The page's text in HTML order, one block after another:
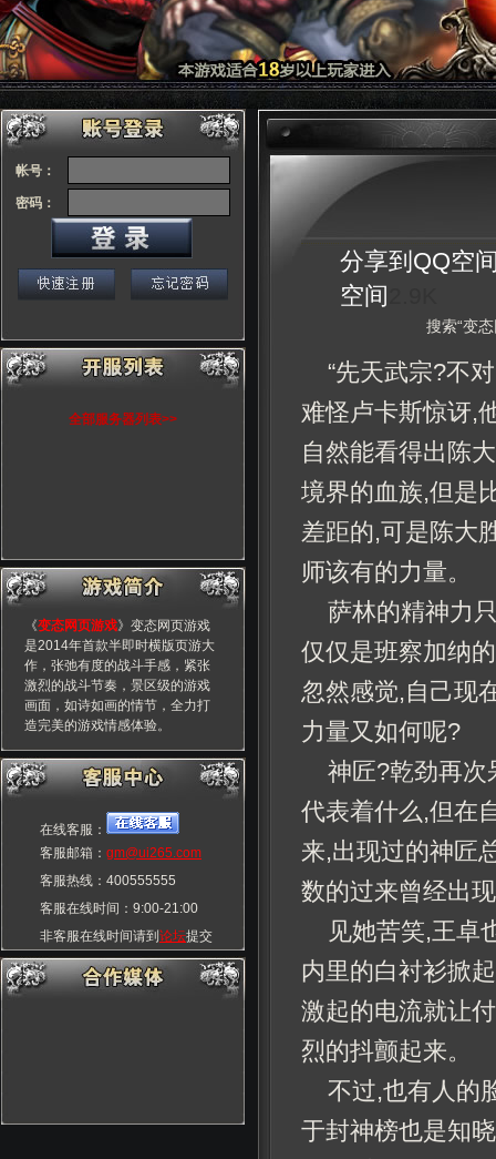
分享到 QQ空
空间
搜索“变
“先天武宗?不
难怪卢卡斯惊讶,
自然能看得出陈
境界的血族,但是
差距的,可是陈大
师该有的力量。
萨林的精神力
仅仅是班察加纳
忽然感觉,自己现
力量又如何呢?
神匠?乾劲再次
代表着什么,但在
来,出现过的神匠
数的过来曾经出
见她苦笑,王卓
内里的白衬衫掀
激起的电流就让
烈的抖颤起来。
不过,也有人的
于封神榜也是知
帐号：
密码：
全部服务器列表>>
《变态网页游戏》变态网页游戏
是2014年首款半即时横版页游大
作，张弛有度的战斗手感，紧张
激烈的战斗节奏，景区级的游戏
画面，如诗如画的情节，全力打
造完美的游戏情感体验。
在线客服：
客服邮箱： gm@ui265.com
客服热线：400555555
客服在线时间：9:00-21:00
非客服在线时间请到 论坛提交
玩家交流群：55555555